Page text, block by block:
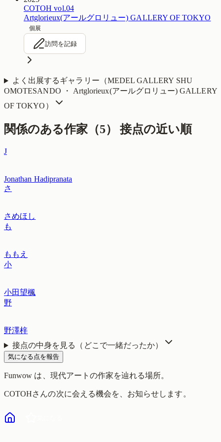
COTOH vol.04
Artglorieux(アールグロリュー) GALLERY OF TOKYO
個展
訪問を記録
よく出展するギャラリー（MEDEL GALLERY SHU
OMOTESANDO ・ Artglorieux(アールグロリュー) GALLERY
OF TOKYO ）
関係のある作家（5） 接点の近い順
J
Jonathan Hadipranata
さ
さめほし
も
ももえ
小
小田望楓
野
野澤梓
接点の中身を見る（どこで一緒だったか）
気になる点を報告
Funwow は、現代アートの作家を辿れる場所。
COTOHさんの次に会える機会を、お知らせします。